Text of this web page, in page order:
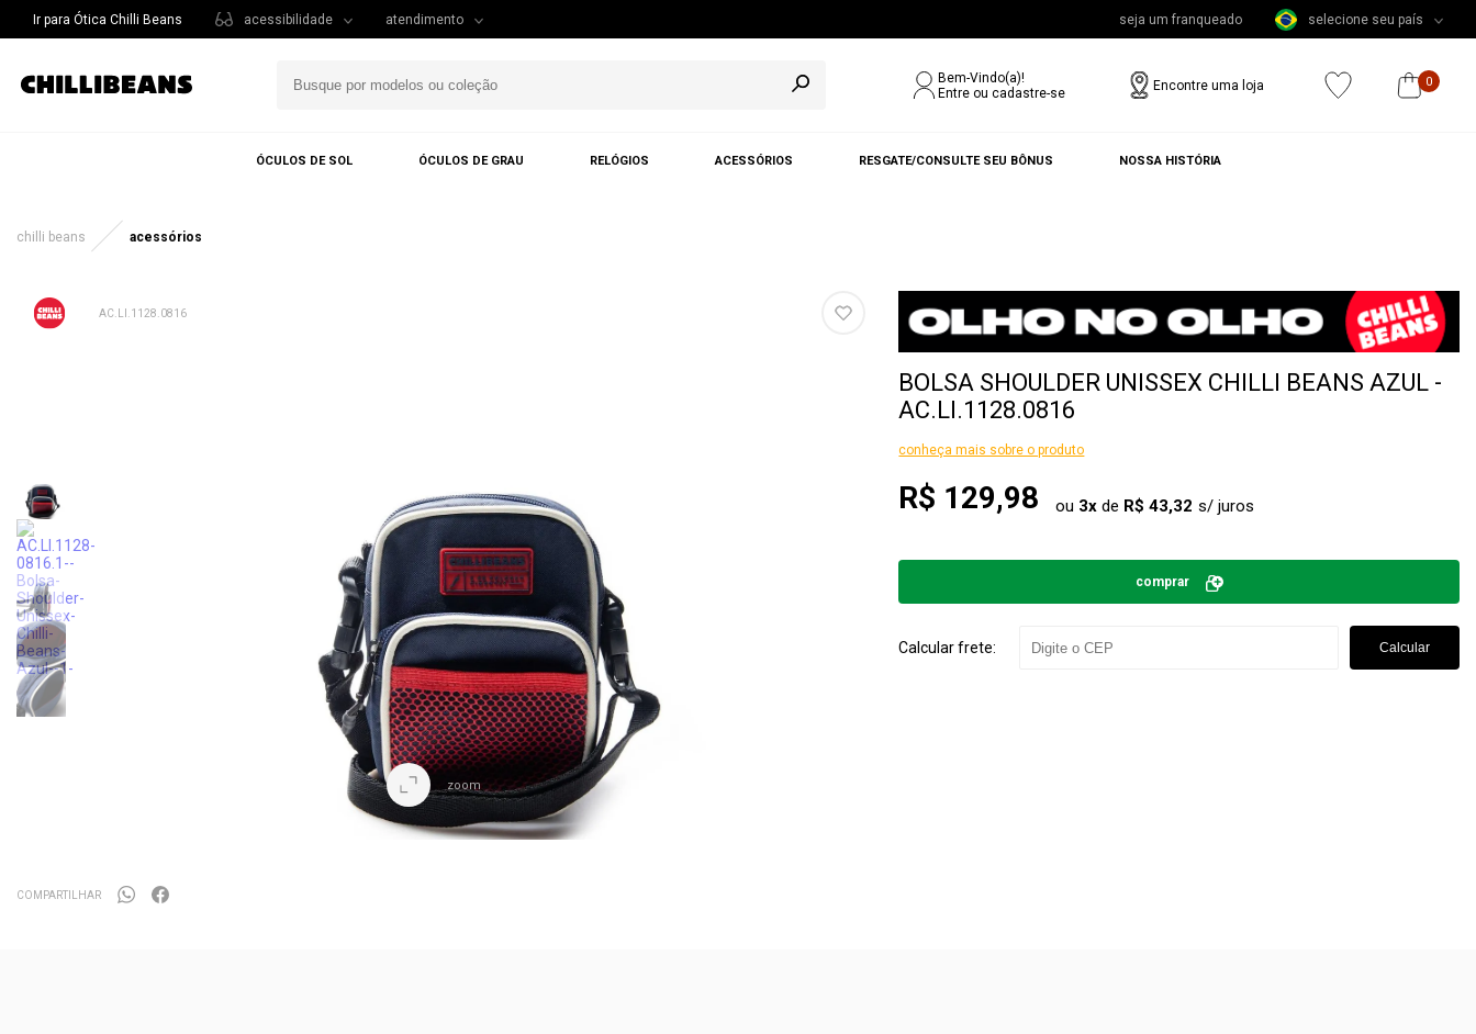
Ir para Ótica Chilli Beans acessibilidade atendimento seja um franqueado selecione seu país
Bem-Vindo(a)!
Entre ou cadastre-se
Encontre uma loja 0
ÓCULOS DE SOL ÓCULOS DE GRAU RELÓGIOS ACESSÓRIOS RESGATE/CONSULTE SEU BÔNUS NOSSA HISTÓRIA
chilli beans acessórios
AC.LI.1128.0816
zoom
BOLSA SHOULDER UNISSEX CHILLI BEANS AZUL -
AC.LI.1128.0816
conheça mais sobre o produto
R$ 129,98 ou 3x de R$ 43,32
comprar
Calcular frete: Calcular
COMPARTILHAR